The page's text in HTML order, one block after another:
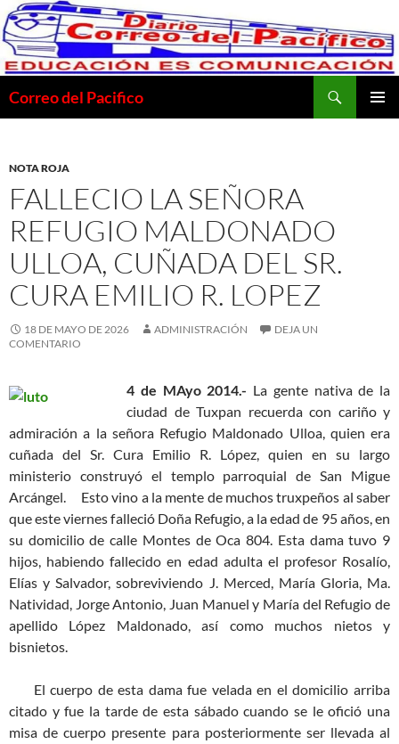
Saltar
al
contenido
Correo del Pacifico
NOTA ROJA
FALLECIO LA SEÑORA
REFUGIO MALDONADO
ULLOA, CUÑADA DEL SR.
CURA EMILIO R. LOPEZ
18 DE MAYO DE 2026 ADMINISTRACIÓN
DEJA UN
COMENTARIO
4 de MAyo 2014.- La gente nativa de la
ciudad de Tuxpan recuerda con cariño y
admiración a la señora Refugio Maldonado Ulloa, quien era
cuñada del Sr. Cura Emilio R. López, quien en su largo
ministerio construyó el templo parroquial de San Migue
Arcángel. Esto vino a la mente de muchos truxpeños al saber
que este viernes falleció Doña Refugio, a la edad de 95 años, en
su domicilio de calle Montes de Oca 804. Esta dama tuvo 9
hijos, habiendo fallecido en edad adulta el profesor Rosalío,
Elías y Salvador, sobreviviendo J. Merced, María Gloria, Ma.
Natividad, Jorge Antonio, Juan Manuel y María del Refugio de
apellido López Maldonado, así como muchos nietos y
bisnietos.
El cuerpo de esta dama fue velada en el domicilio arriba
citado y fue la tarde de esta sábado cuando se le ofició una
misa de cuerpo presente para posteriormente ser llevada al